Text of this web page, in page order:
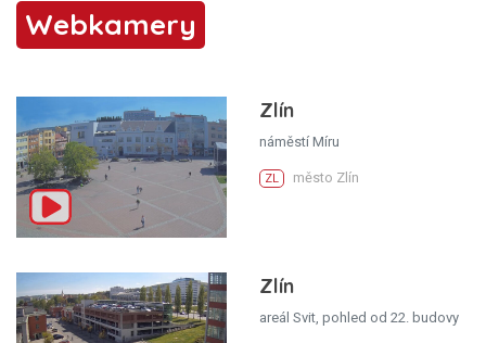
Webkamery
Zlín
náměstí Míru
ZL město Zlín
Zlín
areál Svit, pohled od 22. budovy